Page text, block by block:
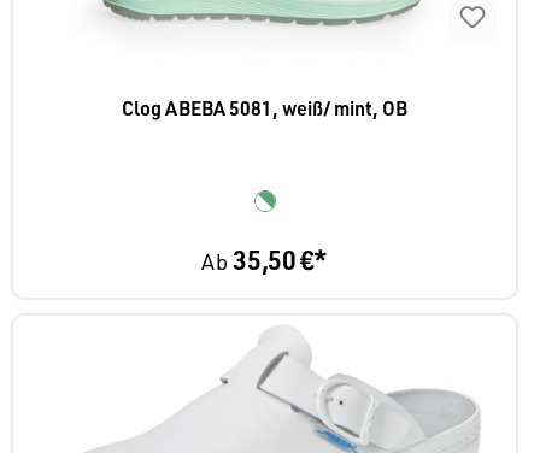
Clog ABEBA 5081, weiß/ mint, OB
Ab35,50 €*